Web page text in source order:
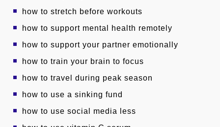
how to stretch before workouts
how to support mental health remotely
how to support your partner emotionally
how to train your brain to focus
how to travel during peak season
how to use a sinking fund
how to use social media less